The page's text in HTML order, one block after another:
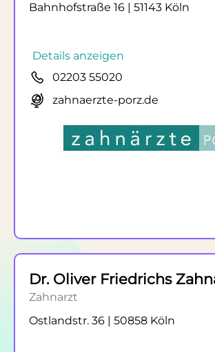
Bahnhofstraße 16 | 51143 Köln
Details anzeigen
02203 55020
zahnaerzte-porz.de
Dr. Oliver Friedrichs
Zahnarzt
Ostlandstr. 36 | 50858 Köln